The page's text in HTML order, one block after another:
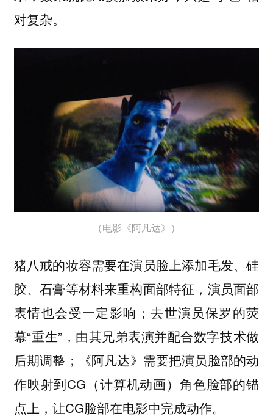
对复杂。
（电影《阿凡达》）
猪八戒的妆容需要在演员脸上添加毛发、硅
胶、石膏等材料来重构面部特征，演员面部
表情也会受一定影响；去世演员保罗的荧
幕“重生”，由其兄弟表演并配合数字技术做
后期调整；《阿凡达》需要把演员脸部的动
作映射到CG（计算机动画）角色脸部的锚
点上，让CG脸部在电影中完成动作。